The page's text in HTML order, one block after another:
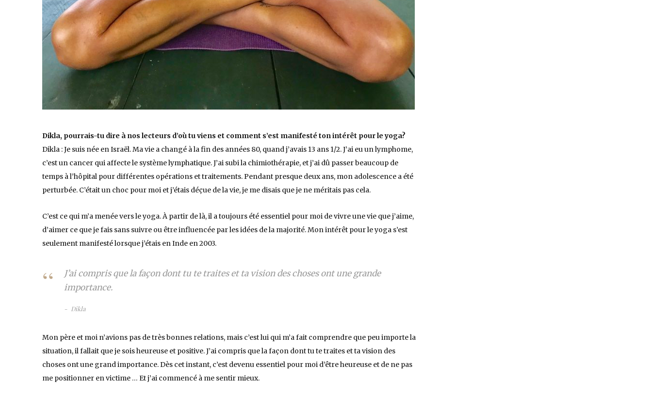
Dikla, pourrais-tu dire à nos lecteurs d’où tu viens et comment s’est manifesté ton intérêt pour le yoga?
Dikla : Je suis née en Israël. Ma vie a changé à la fin des années 80, quand j’avais 13 ans 1/2. J’ai eu un lymphome,
c’est un cancer qui affecte le système lymphatique. J’ai subi la chimiothérapie, et j’ai dû passer beaucoup de
temps à l’hôpital pour différentes opérations et traitements. Pendant presque deux ans, mon adolescence a été
perturbée. C’était un choc pour moi et j’étais déçue de la vie, je me disais que je ne méritais pas cela.
C’est ce qui m’a menée vers le yoga. À partir de là, il a toujours été essentiel pour moi de vivre une vie que j’aime,
d’aimer ce que je fais sans suivre ou être influencée par les idées de la majorité. Mon intérêt pour le yoga s’est
seulement manifesté lorsque j’étais en Inde en 2003.
J’ai compris que la façon dont tu te traites et ta vision des choses ont une grande
importance.
Dikla
Mon père et moi n’avions pas de très bonnes relations, mais c’est lui qui m’a fait comprendre que peu importe la
situation, il fallait que je sois heureuse et positive. J’ai compris que la façon dont tu te traites et ta vision des
choses ont une grand importance. Dès cet instant, c’est devenu essentiel pour moi d’être heureuse et de ne pas
me positionner en victime … Et j’ai commencé à me sentir mieux.